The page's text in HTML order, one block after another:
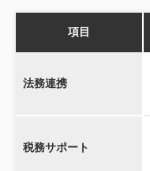
項目
法務連携
税務サポート